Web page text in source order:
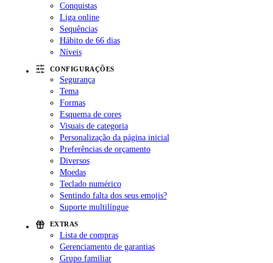
Conquistas
Liga online
Sequências
Hábito de 66 dias
Níveis
CONFIGURAÇÕES
Segurança
Tema
Formas
Esquema de cores
Visuais de categoria
Personalização da página inicial
Preferências de orçamento
Diversos
Moedas
Teclado numérico
Sentindo falta dos seus emojis?
Suporte multilíngue
EXTRAS
Lista de compras
Gerenciamento de garantias
Grupo familiar